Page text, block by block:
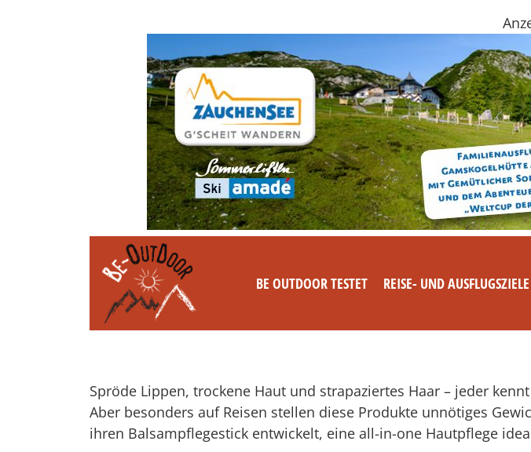
BE OUTDOOR TESTET REISE- UND AUSFLUGSZIELE
Spröde Lippen, trockene Haut und strapaziertes Haar – jeder
Aber besonders auf Reisen stellen diese Produkte unnötiges
ihren Balsampflegestick entwickelt, eine all-in-one Hautpflege